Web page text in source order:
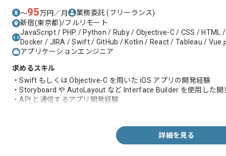
〜95万円／月 業務委託(フリーランス)
新宿(東京都)/フルリモート
JavaScript / PHP / Python / Ruby / Objective-C / CSS / HTML
Docker / JIRA / Swift / GitHub / Kotlin / React / Tableau /
アプリケーションエンジニア
求めるスキル
・Swift もしくは Objective-C を用いた iOS アプリの開発経験
・Storyboard や AutoLayout など Interface Builder を使用した開
・API と通信するアプリ開発経験
詳細を見る